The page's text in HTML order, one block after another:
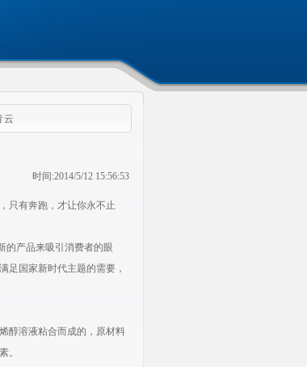
云
时间:2014/5/12 15:56:53
只有奔跑，才让你永不止
的产品来吸引消费者的眼
足国家新时代主题的需要，
醇溶液粘合而成的，原材料
。